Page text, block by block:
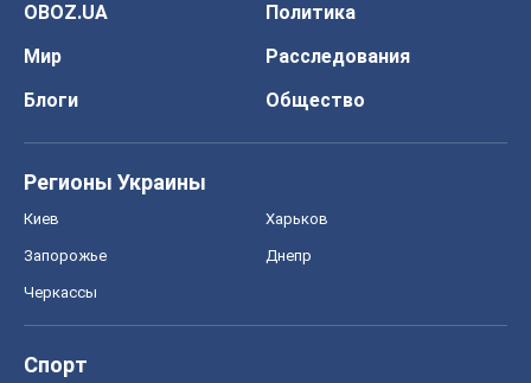
OBOZ.UA
Политика
Мир
Расследования
Блоги
Общество
Регионы Украины
Киев Харьков
Запорожье Днепр
Черкассы
Спорт